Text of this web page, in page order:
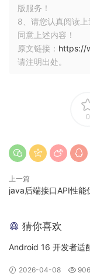
setContent {
MaterialTheme {
if
(type ==
NewsList()
}else if (type
NewsDetail()
如果是 NewsList
页面， 如果是
Composable 页面
@Composable
LazyColumn(
contentPadding
版服务！
8、请您认真阅读
同意上述内容！
原文链接： https://
请注明出处。
0
上一篇
java后端接口API性能
猜你喜欢
Android 16 开发者适
2026-04-08 906